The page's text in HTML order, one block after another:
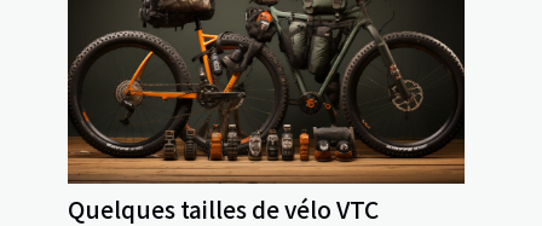
Quelques tailles de vélo VTC